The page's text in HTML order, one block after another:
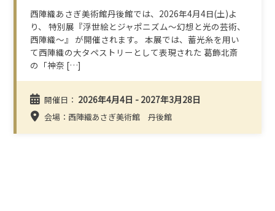
西陣織あさぎ美術館丹後館では、2026年4月4日(土)よ
り、 特別展『浮世絵とジャポニズム～幻想と光の芸術、
西陣織～』 が開催されます。 本展では、蓄光糸を用い
て西陣織の大タペストリーとして表現された 葛飾北斎
の「神奈 […]
開催日： 2026年4月4日 - 2027年3月28日
会場：西陣織あさぎ美術館 丹後館